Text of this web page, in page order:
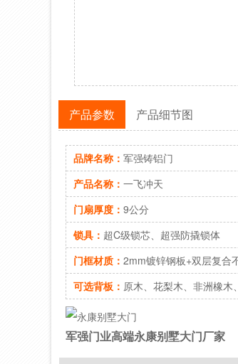
产品参数 产品细节图
品牌名称： 军强铸铝门
产品名称： 一飞冲天
门扇厚度： 9公分
锁具： 超C级锁芯、超强防撬锁体
门框材质： 2mm镀锌钢板+双层复合
可选背板： 原木、花梨木、非洲橡木
军强门业高端永康别墅大门厂家